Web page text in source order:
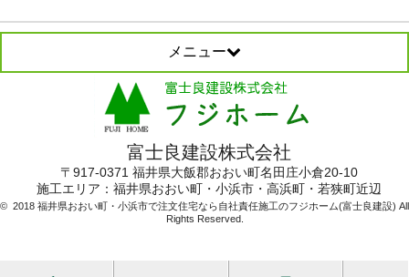
メニュー
富士良建設株式会社
〒917-0371 福井県大飯郡おおい町名田庄小倉20-10
施工エリア： 福井県おおい町・小浜市・高浜町・若狭町近辺
© 2018 福井県おおい町・小浜市で注文住宅なら自社責任施工のフジホーム(富士良建設) All
Rights Reserved.